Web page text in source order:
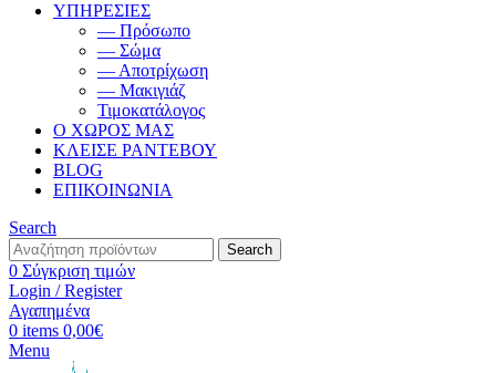
ΥΠΗΡΕΣΙΕΣ
— Πρόσωπο
— Σώμα
— Αποτρίχωση
— Μακιγιάζ
Τιμοκατάλογος
Ο ΧΩΡΟΣ ΜΑΣ
ΚΛΕΙΣΕ ΡΑΝΤΕΒΟΥ
BLOG
ΕΠΙΚΟΙΝΩΝΙΑ
Search
Search
0 Σύγκριση τιμών
Login / Register
Αγαπημένα
0 items 0,00€
Menu